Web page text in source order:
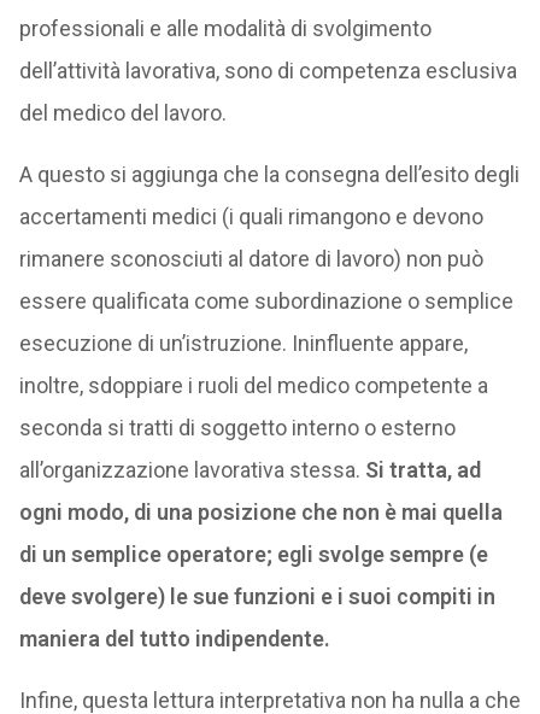
professionali e alle modalità di svolgimento
dell’attività lavorativa, sono di competenza esclusiva
del medico del lavoro.
A questo si aggiunga che la consegna dell’esito degli
accertamenti medici (i quali rimangono e devono
rimanere sconosciuti al datore di lavoro) non può
essere qualificata come subordinazione o semplice
esecuzione di un’istruzione. Ininfluente appare,
inoltre, sdoppiare i ruoli del medico competente a
seconda si tratti di soggetto interno o esterno
all’organizzazione lavorativa stessa. Si tratta, ad
ogni modo, di una posizione che non è mai quella
di un semplice operatore; egli svolge sempre (e
deve svolgere) le sue funzioni e i suoi compiti in
maniera del tutto indipendente.
Infine, questa lettura interpretativa non ha nulla a che